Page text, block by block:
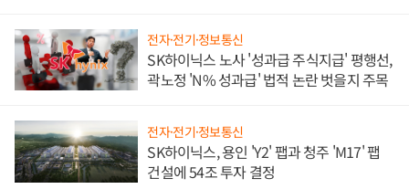
전자·전기·정보통신
SK하이닉스 노사 '성과급 주식지급' 평행선,
곽노정 'N% 성과급' 법적 논란 벗을지 주목
전자·전기·정보통신
SK하이닉스, 용인 'Y2' 팹과 청주 'M17' 팹
건설에 54조 투자 결정